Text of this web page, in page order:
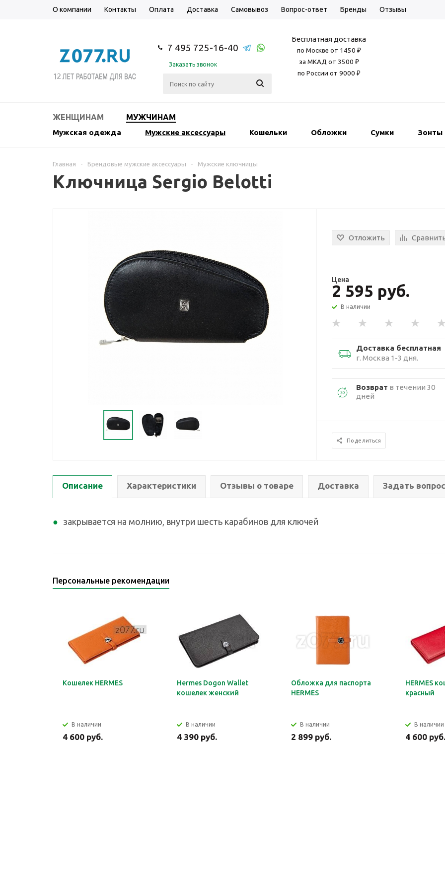
О компании Контакты Оплата Доставка Самовывоз Вопрос-ответ Бренды Отзывы
7 495 725-16-40
Заказать звонок
Бесплатная доставка
по Москве от 1450 ₽
за МКАД от 3500 ₽
по России от 9000 ₽
ЖЕНЩИНАМ МУЖЧИНАМ
Мужская одежда Мужские аксессуары Кошельки Обложки Сумки Зонты
Главная - Брендовые мужские аксессуары - Мужские ключницы
Ключница Sergio Belotti
Отложить
Цена
2 595 руб.
В наличии
Доставка бесплатная
г. Москва 1-3 дня.
Возврат в течении 30
дней
Поделиться
Описание Характеристики Отзывы о товаре Доставка Задать вопрос
закрывается на молнию, внутри шесть карабинов для ключей
Персональные рекомендации
Кошелек HERMES
В наличии
4 600 руб.
Hermes Dogon Wallet
кошелек женский
В наличии
4 390 руб.
Обложка для паспорта
HERMES
В наличии
2 899 руб.
HERMES
красный
В наличии
4 600 руб.